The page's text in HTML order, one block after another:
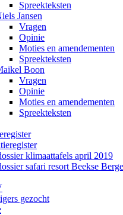
Spreekteksten
Jansen
Vragen
Opinie
Moties en amendementen
Spreekteksten
Boon
Vragen
Opinie
Moties en amendementen
Spreekteksten
klimaattafels april 2019
safari resort Beekse
gezocht